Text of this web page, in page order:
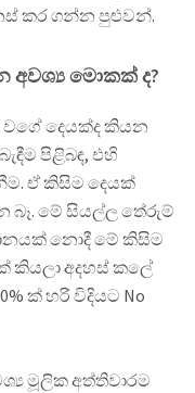
කර ගන්න පුළුවන්.
අවශ්‍ය මොකක් ද?
දෙයක්ද කියන
පිළිබඳ, එහි
ඒ කිසිම දෙයක්
බෑ. මේ සියල්ල තේරුම්
නොදී මේ කිසිම
කියලා අදහස් කලේ
ක් හරි විදියට No
මූලික අත්තිවාරම